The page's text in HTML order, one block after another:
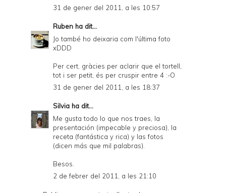
31 de gener del 2011, a les 10:57
Ruben ha dit...
Jo també ho deixaria com l'última foto
xDDD
Per cert, gràcies per aclarir que el tortell,
tot i ser petit, és per cruspir entre 4 :-O
31 de gener del 2011, a les 18:37
Silvia ha dit...
Me gusta todo lo que nos traes, la
presentación (impecable y preciosa), la
receta (fantástica y rica) y las fotos
(dicen más que mil palabras).
Besos.
2 de febrer del 2011, a les 21:10